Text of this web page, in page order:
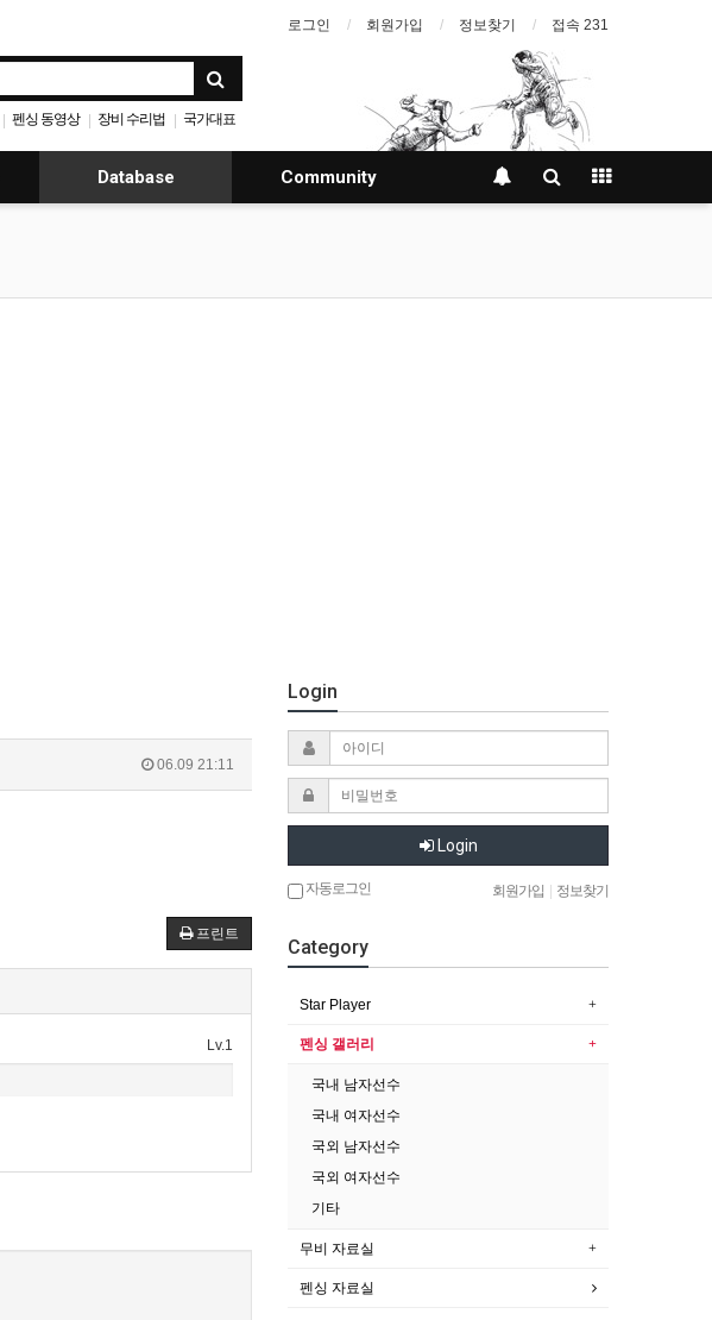
로그인 회원가입 정보찾기 접속 231
| 펜싱 동영상 | 장비 수리법 | 국가대표
Database Community
06.09 21:11
프린트
Lv.1
Login
Login
자동로그인 회원가입 정보찾기
Category
Star Player
펜싱 갤러리
국내 남자선수
국내 여자선수
국외 남자선수
국외 여자선수
기타
무비 자료실
펜싱 자료실